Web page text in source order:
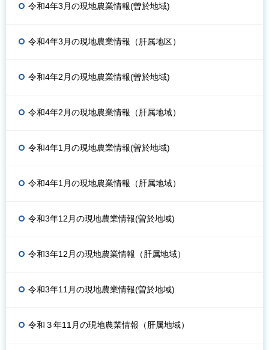
令和4年3月の現地農業情報(曽於地域)
令和4年3月の現地農業情報（肝属地区）
令和4年2月の現地農業情報(曽於地域)
令和4年2月の現地農業情報（肝属地域）
令和4年1月の現地農業情報(曽於地域)
令和4年1月の現地農業情報（肝属地域）
令和3年12月の現地農業情報(曽於地域)
令和3年12月の現地農業情報（肝属地域）
令和3年11月の現地農業情報(曽於地域)
令和３年11月の現地農業情報（肝属地域）